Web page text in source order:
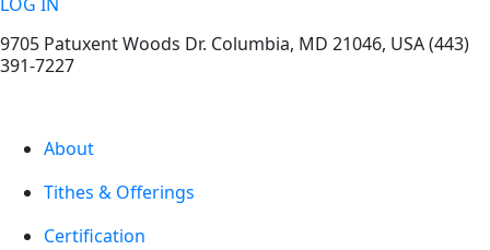
LOG IN
9705 Patuxent Woods Dr. Columbia, MD 21046, USA(443)
391-7227
About
Tithes & Offerings
Certification